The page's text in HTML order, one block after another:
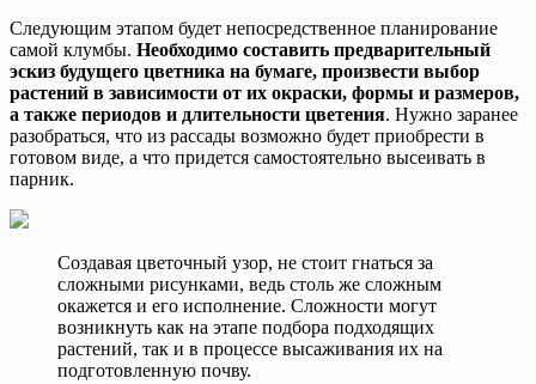
Следующим этапом будет непосредственное планирование
самой клумбы. Необходимо составить предварительный
эскиз будущего цветника на бумаге, произвести выбор
растений в зависимости от их окраски, формы и размеров,
а также периодов и длительности цветения. Нужно заранее
разобраться, что из рассады возможно будет приобрести в
готовом виде, а что придется самостоятельно высеивать в
парник.
Создавая цветочный узор, не стоит гнаться за
сложными рисунками, ведь столь же сложным
окажется и его исполнение. Сложности могут
возникнуть как на этапе подбора подходящих
растений, так и в процессе высаживания их на
подготовленную почву.